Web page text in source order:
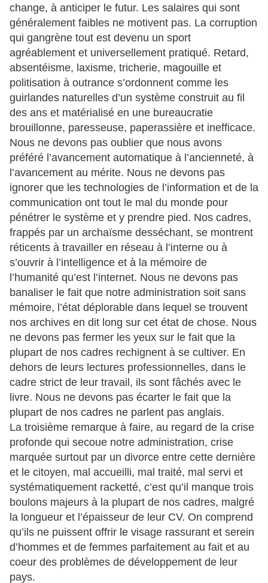
change, à anticiper le futur. Les salaires qui sont
généralement faibles ne motivent pas. La corruption
qui gangrène tout est devenu un sport
agréablement et universellement pratiqué. Retard,
absentéisme, laxisme, tricherie, magouille et
politisation à outrance s’ordonnent comme les
guirlandes naturelles d’un système construit au fil
des ans et matérialisé en une bureaucratie
brouillonne, paresseuse, paperassière et inefficace.
Nous ne devons pas oublier que nous avons
préféré l’avancement automatique à l’ancienneté, à
l’avancement au mérite. Nous ne devons pas
ignorer que les technologies de l’information et de la
communication ont tout le mal du monde pour
pénétrer le système et y prendre pied. Nos cadres,
frappés par un archaïsme desséchant, se montrent
réticents à travailler en réseau à l’interne ou à
s’ouvrir à l’intelligence et à la mémoire de
l’humanité qu’est l’internet. Nous ne devons pas
banaliser le fait que notre administration soit sans
mémoire, l’état déplorable dans lequel se trouvent
nos archives en dit long sur cet état de chose. Nous
ne devons pas fermer les yeux sur le fait que la
plupart de nos cadres rechignent à se cultiver. En
dehors de leurs lectures professionnelles, dans le
cadre strict de leur travail, ils sont fâchés avec le
livre. Nous ne devons pas écarter le fait que la
plupart de nos cadres ne parlent pas anglais.
La troisième remarque à faire, au regard de la crise
profonde qui secoue notre administration, crise
marquée surtout par un divorce entre cette dernière
et le citoyen, mal accueilli, mal traité, mal servi et
systématiquement racketté, c’est qu’il manque trois
boulons majeurs à la plupart de nos cadres, malgré
la longueur et l’épaisseur de leur CV. On comprend
qu’ils ne puissent offrir le visage rassurant et serein
d’hommes et de femmes parfaitement au fait et au
coeur des problèmes de développement de leur
pays.